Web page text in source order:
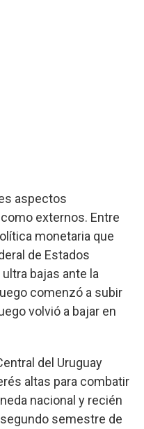
aspectos
externos. Entre
monetaria que
de Estados
bajas ante la
comenzó a subir
volvió a bajar en
del Uruguay
altas para combatir
nacional y recién
semestre de